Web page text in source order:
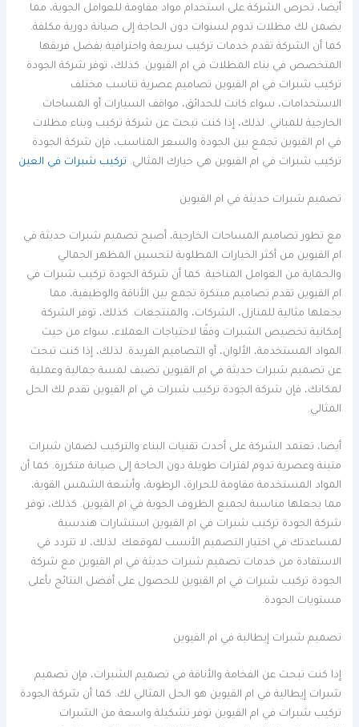
أيضا، تحرص الشركة على استخدام مواد مقاومة للعوامل الجوية، مما
يضمن لك مظلات تدوم لسنوات دون الحاجة إلى صيانة دورية مكلفة.
كما أن الشركة تقدم خدمات تركيب سريعة واحترافية بفضل فريقها
المتخصص في بناء المظلات في ام القيوين. كذلك، توفر شركة الجودة
تركيب شبرات في ام القيوين تصاميم عصرية تناسب مختلف
الاستخدامات، سواء كانت للحدائق، مواقف السيارات أو المساحات
الخارجية للمباني. لذلك، إذا كنت تبحث عن شركة تركيب وبناء مظلات
في ام القيوين تجمع بين الجودة والسعر المناسب، فإن شركة الجودة
تركيب شبرات في ام القيوين هي خيارك المثالي. تركيب شبرات في العين
تصميم شبرات حديثة في ام القيوين
مع تطور تصاميم المساحات الخارجية، أصبح تصميم شبرات حديثة في
ام القيوين من أكثر الخيارات المطلوبة لتحسين المظهر الجمالي
والحماية من العوامل المناخية. كما أن شركة الجودة تركيب شبرات في
ام القيوين تقدم تصاميم مبتكرة تجمع بين الأناقة والوظيفية، مما
يجعلها مثالية للمنازل، الشركات، والمنتجعات. كذلك، توفر الشركة
إمكانية تخصيص الشبرات وفقًا لاحتياجات العملاء، سواء من حيث
المواد المستخدمة، الألوان، أو التصاميم الفريدة. لذلك، إذا كنت تبحث
عن تصميم شبرات حديثة في ام القيوين تضيف لمسة جمالية وعملية
لمكانك، فإن شركة الجودة تركيب شبرات في ام القيوين تقدم لك الحل
المثالي.
أيضا، تعتمد الشركة على أحدث تقنيات البناء والتركيب لضمان شبرات
متينة وعصرية تدوم لفترات طويلة دون الحاجة إلى صيانة متكررة. كما أن
المواد المستخدمة مقاومة للحرارة، الرطوبة، وأشعة الشمس القوية،
مما يجعلها مناسبة لجميع الظروف الجوية في ام القيوين. كذلك، توفر
شركة الجودة تركيب شبرات في ام القيوين استشارات هندسية
لمساعدتك في اختيار التصميم الأنسب لموقعك. لذلك، لا تتردد في
الاستفادة من خدمات تصميم شبرات حديثة في ام القيوين مع شركة
الجودة تركيب شبرات في ام القيوين للحصول على أفضل النتائج بأعلى
مستويات الجودة.
تصميم شبرات إيطالية في ام القيوين
إذا كنت تبحث عن الفخامة والأناقة في تصميم الشبرات، فإن تصميم
شبرات إيطالية في ام القيوين هو الحل المثالي لك. كما أن شركة الجودة
تركيب شبرات في ام القيوين توفر تشكيلة واسعة من الشبرات